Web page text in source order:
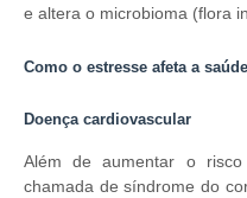
e altera o microbioma (flora
Como o estresse afeta a
Doença cardiovascular
Além de aumentar o
chamada de síndrome do